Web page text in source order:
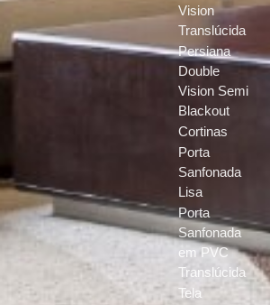
Vision
Translúcida
Persiana
Double
Vision Semi
Blackout
Cortinas
Porta
Sanfonada
Lisa
Porta
Sanfonada
em PVC
Translúcida
Tela